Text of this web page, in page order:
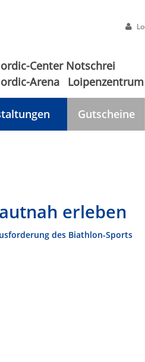
Center Notschrei
Arena
Loipenzentrum
Gutscheine
erleben
des Biathlon-Sports